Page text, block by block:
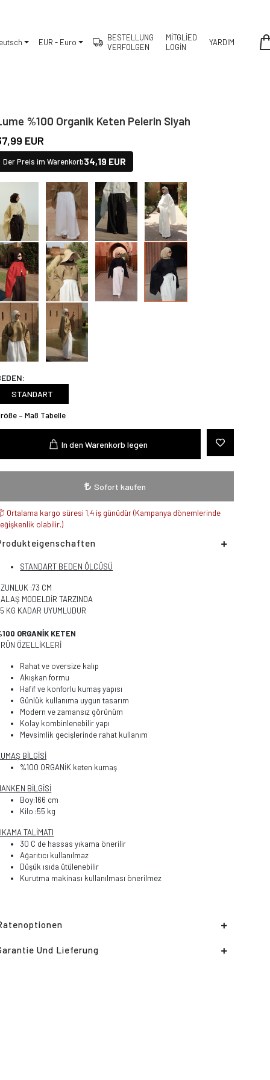
EUR - Euro
BESTELLUNG
VERFOLGEN
MİTGLİED
LOGİN
YARDIM
%100 Organik Keten Pelerin Siyah
EUR
Der Preis im Warenkorb34,19 EUR
STANDART
– Maß Tabelle
In den Warenkorb legen
Sofort kaufen
Ortalama kargo süresi 1,4 iş günüdür (Kampanya dönemlerinde
olabilir.)
STANDART BEDEN ÖLCÜSÜ
:73 CM
MODELDİR TARZINDA
KG KADAR UYUMLUDUR
ORGANİK KETEN
ÖZELLİKLERİ
Rahat ve oversize kalıp
Akışkan formu
Hafif ve konforlu kumaş yapısı
Günlük kullanıma uygun tasarım
Modern ve zamansız görünüm
Kolay kombinlenebilir yapı
Mevsimlik gecişlerinde rahat kullanım
BİLGİSİ
%100 ORGANİK keten kumaş
BİLGİSİ
Boy:166 cm
Kilo :55 kg
TALİMATI
30 C de hassas yıkama önerilir
Ağarıtıcı kullanılmaz
Düşük ısıda ütülenebilir
Kurutma makinası kullanılması önerilmez
Und Lieferung